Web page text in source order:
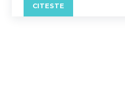
CITESTE